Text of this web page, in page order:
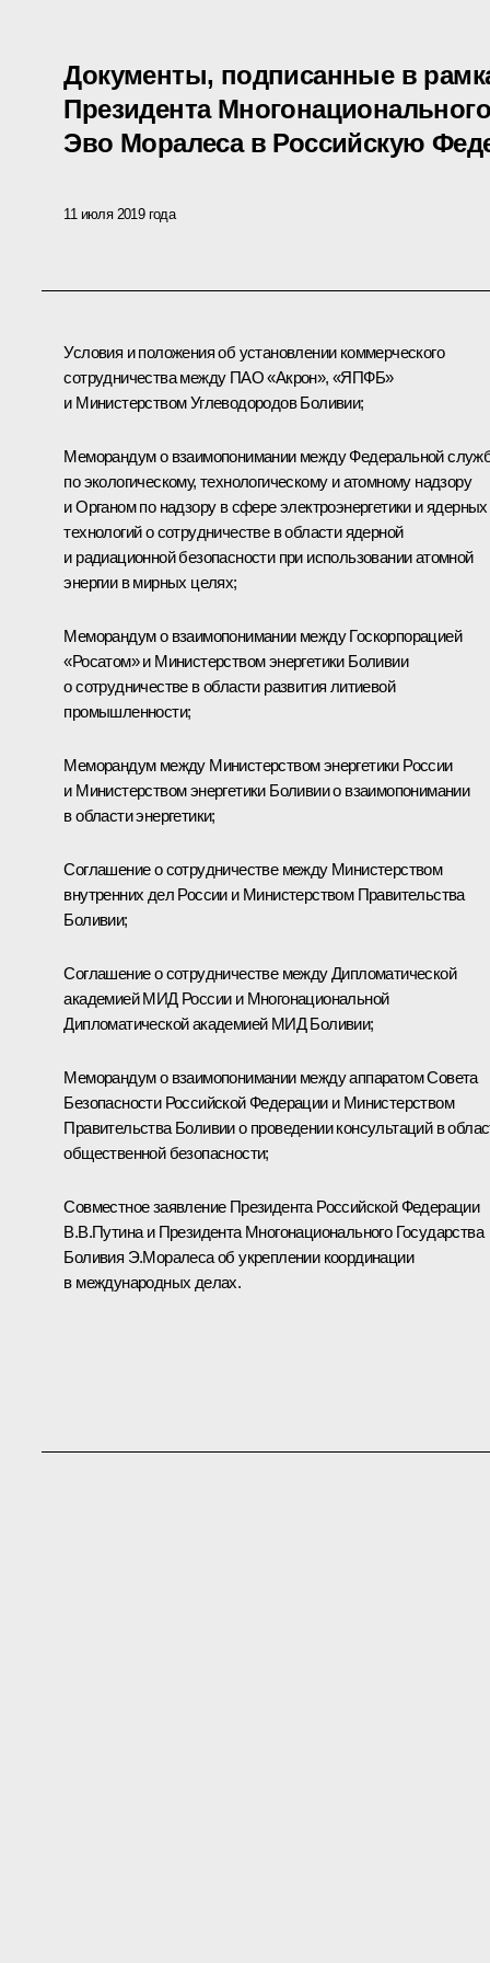
Документы, подписанные в
Президента
Эво Моралеса в Российскую
11 июля 2019 года
Условия и положения об установлении коммерческого
сотрудничества между ПАО «Акрон», «ЯПФБ»
и Министерством Углеводородов Боливии;
Меморандум о взаимопонимании между Федеральной
по экологическому, технологическому и атомному надзору
и Органом по надзору в сфере электроэнергетики и ядерных
технологий о сотрудничестве в области ядерной
и радиационной безопасности при использовании атомной
энергии в мирных целях;
Меморандум о взаимопонимании между Госкорпорацией
«Росатом» и Министерством энергетики Боливии
о сотрудничестве в области развития литиевой
промышленности;
Меморандум между Министерством энергетики России
и Министерством энергетики Боливии о взаимопонимании
в области энергетики;
Соглашение о сотрудничестве между Министерством
внутренних дел России и Министерством Правительства
Боливии;
Соглашение о сотрудничестве между Дипломатической
академией МИД России и Многонациональной
Дипломатической академией МИД Боливии;
Меморандум о взаимопонимании между аппаратом Совета
Безопасности Российской Федерации и Министерством
Правительства Боливии о проведении консультаций в
общественной безопасности;
Совместное заявление Президента Российской Федерации
В.В.Путина и Президента Многонационального Государства
Боливия Э.Моралеса об укреплении координации
в международных делах.